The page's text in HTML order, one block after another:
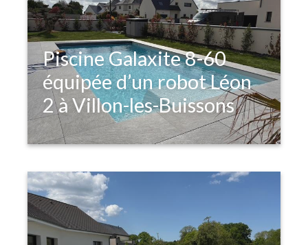
Piscine Galaxite 8-60
équipée d’un robot Léon
2 à Villon-les-Buissons